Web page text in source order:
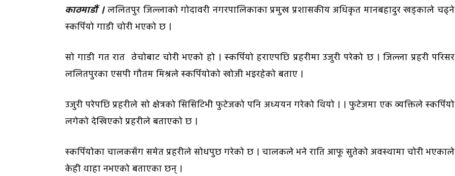
काठमाडौं ।ललितपुर जिल्लाको गोदावरी नगरपालिकाका प्रमुख प्रशासकीय अधिकृत मानबहादुर खड्काले चढ्ने
स्कर्पियो गाडी चोरी भएको छ ।
सो गाडी गत रात ठेचोबाट चोरी भएको हो । स्कर्पियो हराएपछि प्रहरीमा उजुरी परेको छ । जिल्ला प्रहरी परिसर
ललितपुरका एसपी गौतम मिश्रले स्कर्पियोको खोजी भइरहेको बताए ।
उजुरी परेपछि प्रहरीले सो क्षेत्रको सिसिटिभी फुटेजको पनि अध्ययन गरेको थियो । । फुटेजमा एक व्यक्तिले स्कर्पियो
लगेको देखिएको प्रहरीले बताएको छ ।
स्कर्पियोका चालकसँग समेत प्रहरीले सोधपुछ गरेको छ । चालकले भने राति आफू सुतेको अवस्थामा चोरी भएकाले
केही थाहा नभएको बताएका छन् ।